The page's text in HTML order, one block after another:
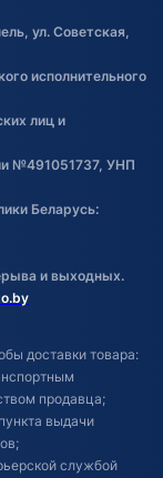
ул. Советская,
исполнительного
лиц и
№491051737, УНП
Беларусь:
и выходных.
доставки товара:
продавца;
выдачи
службой